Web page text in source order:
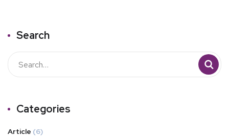
Search
Categories
Article (6)